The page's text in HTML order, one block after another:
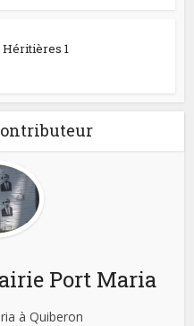
Héritières 1
Port Maria
à Quiberon